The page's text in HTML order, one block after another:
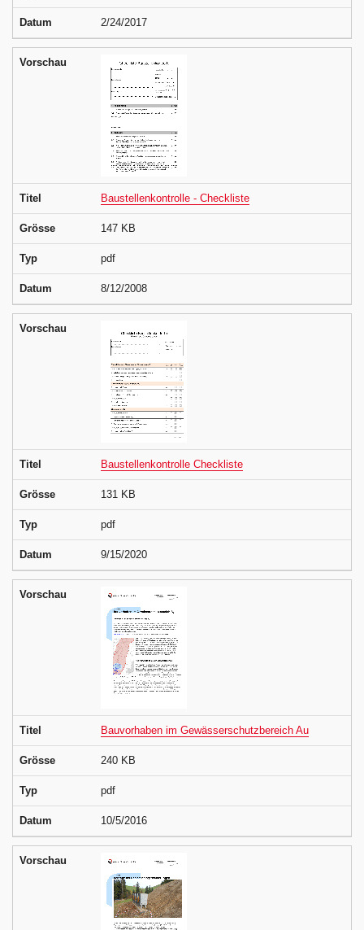
Datum 2/24/2017
Vorschau
Titel Baustellenkontrolle - Checkliste
Grösse 147 KB
Typ pdf
Datum 8/12/2008
Vorschau
Titel Baustellenkontrolle Checkliste
Grösse 131 KB
Typ pdf
Datum 9/15/2020
Vorschau
Titel Bauvorhaben im Gewässerschutzbereich Au
Grösse 240 KB
Typ pdf
Datum 10/5/2016
Vorschau